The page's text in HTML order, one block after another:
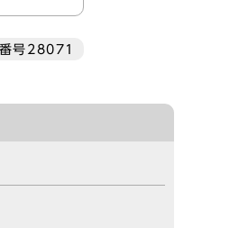
号28071